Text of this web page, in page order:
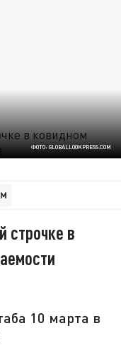
ФОТО: GLOBALLOOKPRESS.COM
строчке в
10 марта в